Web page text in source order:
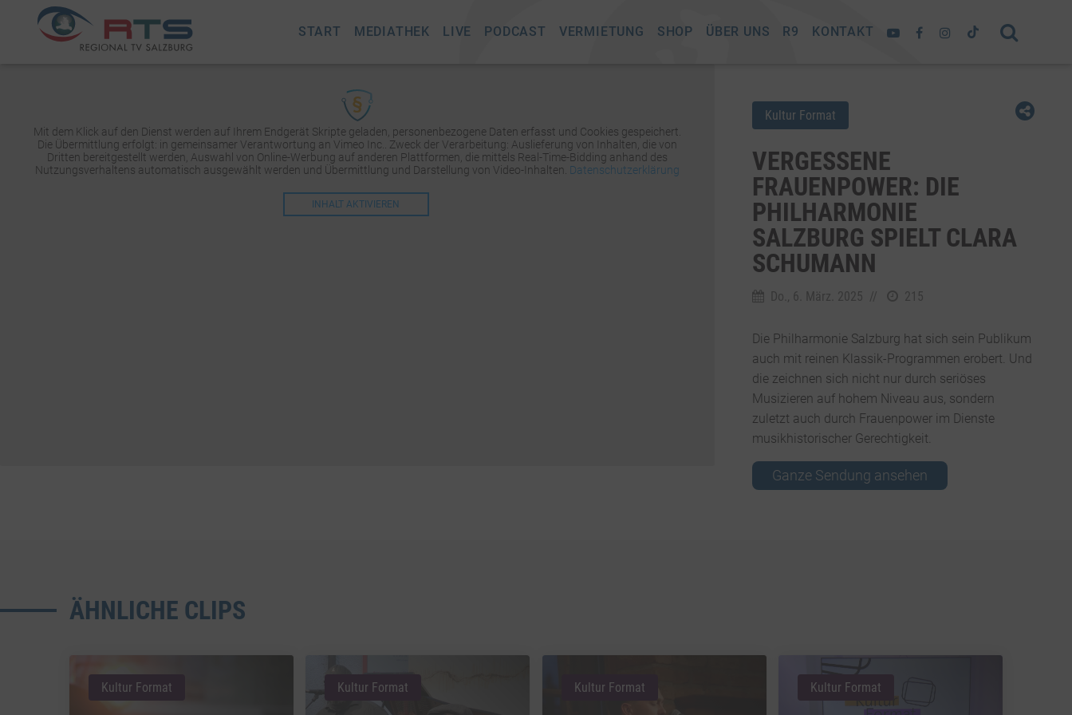
START MEDIATHEK LIVE PODCAST VERMIETUNG SHOP ÜBER UNS R9 KONTAKT
Mit dem Klick auf den Dienst werden auf Ihrem Endgerät Skripte geladen, personenbezogene Daten erfasst und Cookies gespeichert.
Die Übermittlung erfolgt: in gemeinsamer Verantwortung an Vimeo Inc.. Zweck der Verarbeitung: Auslieferung von Inhalten, die von
Dritten bereitgestellt werden, Auswahl von Online-Werbung auf anderen Plattformen, die mittels Real-Time-Bidding anhand des
Nutzungsverhaltens automatisch ausgewählt werden und Übermittlung und Darstellung von Video-Inhalten. Datenschutzerklärung
INHALT AKTIVIEREN
Kultur Format
VERGESSENE
FRAUENPOWER: DIE
PHILHARMONIE
SALZBURG SPIELT CLARA
SCHUMANN
Do., 6. März. 2025 // 215
Die Philharmonie Salzburg hat sich sein Publikum
auch mit reinen Klassik-Programmen erobert. Und
die zeichnen sich nicht nur durch seriöses
Musizieren auf hohem Niveau aus, sondern
zuletzt auch durch Frauenpower im Dienste
musikhistorischer Gerechtigkeit.
Ganze Sendung ansehen
ÄHNLICHE CLIPS
Kultur Format Kultur Format Kultur Format Kultur Format